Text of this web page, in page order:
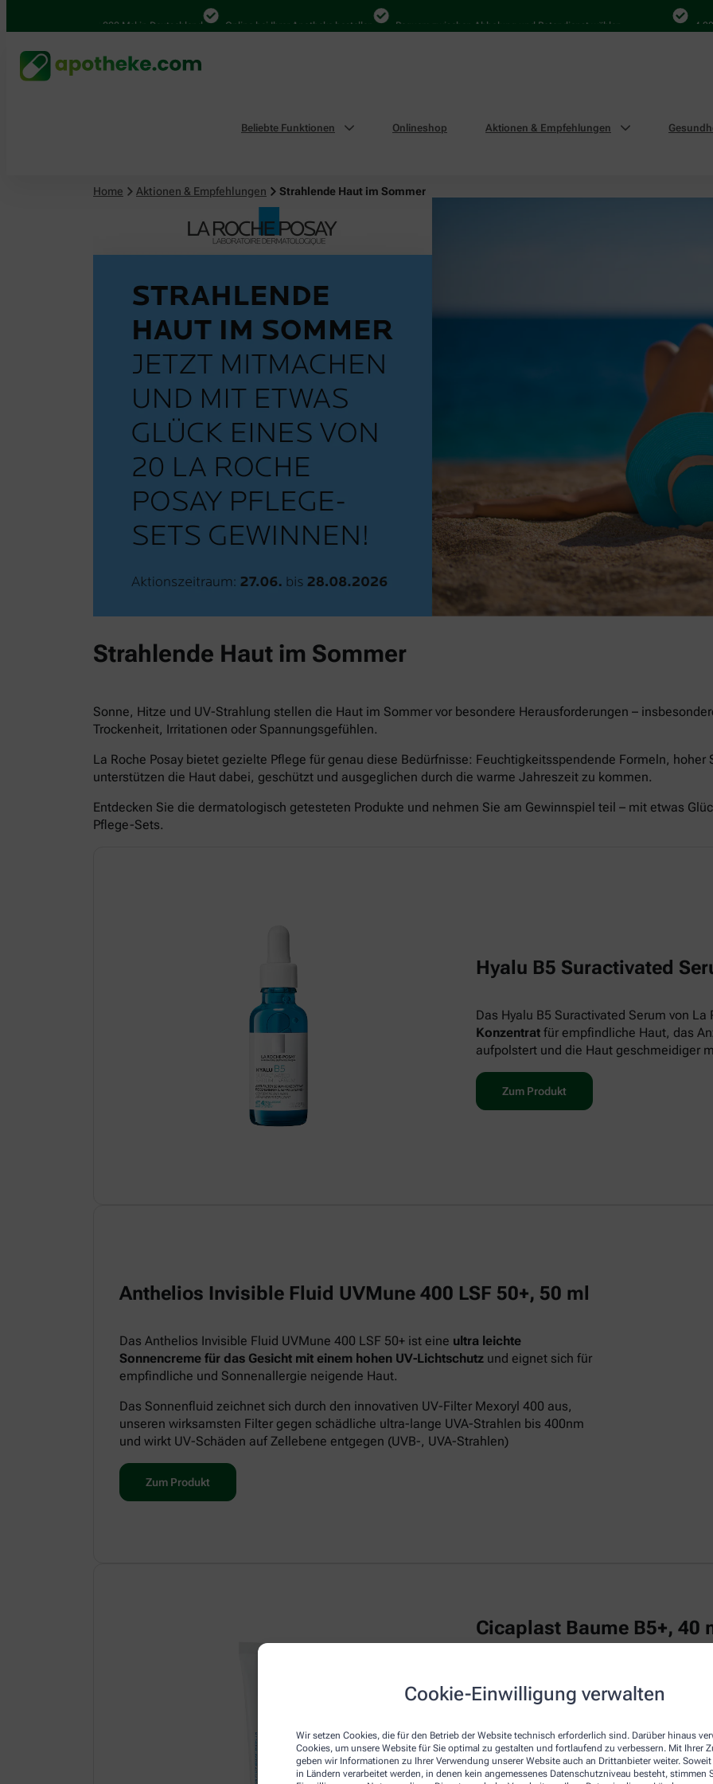
Cookie-Einwilligung verwalten
Wir setzen Cookies, die für den Betrieb der Website technisch erforderlich sind. Darüber hinaus
Cookies, um unsere Website für Sie optimal zu gestalten und fortlaufend zu verbessern. Mit Ihrer
geben wir Informationen zu Ihrer Verwendung unserer Website auch an Drittanbieter weiter. Soweit
in Ländern verarbeitet werden, in denen kein angemessenes Datenschutzniveau besteht, stimmen
4.000 Mal in Deutschland Online bei Ihrer Apotheke bestellen Bequem zwischen Abholung und Botendienst wählen 4.000 Mal
Beliebte Funktionen Onlineshop Aktionen & Empfehlungen
Home Aktionen & Empfehlungen Strahlende Haut im Sommer
Strahlende Haut im Sommer
Sonne, Hitze und UV-Strahlung stellen die Haut im Sommer vor besondere Herausforderungen –
Trockenheit, Irritationen oder Spannungsgefühlen.
La Roche Posay bietet gezielte Pflege für genau diese Bedürfnisse: Feuchtigkeitsspendende Formeln,
unterstützen die Haut dabei, geschützt und ausgeglichen durch die warme Jahreszeit zu kommen.
Entdecken Sie die dermatologisch getesteten Produkte und nehmen Sie am Gewinnspiel teil – mit etwas
Pflege-Sets.
Hyalu B5 Suractivated
Das Hyalu B5 Suractivated Serum von La
Konzentrat für empfindliche Haut, das
aufpolstert und die Haut geschmeidiger
Zum Produkt
Anthelios Invisible Fluid UVMune 400 LSF 50+, 50 ml
Das Anthelios Invisible Fluid UVMune 400 LSF 50+ ist eine ultra leichte
Sonnencreme für das Gesicht mit einem hohen UV-Lichtschutz und eignet sich für
empfindliche und Sonnenallergie neigende Haut.
Das Sonnenfluid zeichnet sich durch den innovativen UV-Filter Mexoryl 400 aus,
unseren wirksamsten Filter gegen schädliche ultra-lange UVA-Strahlen bis 400nm
und wirkt UV-Schäden auf Zellebene entgegen (UVB-, UVA-Strahlen)
Zum Produkt
Cicaplast Baume B5+, 40
La Roche Posay CICAPLAST Baume
irritierte Haut.Das reparierende Balsam
Die Creme zeichnet sich durch eine
empfindliche Haut am Körper, Gesicht
Dexpanthenol bezeichnet, wirkt